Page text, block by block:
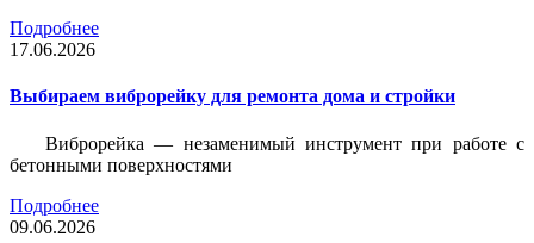
Подробнее
17.06.2026
Выбираем виброрейку для ремонта дома и стройки
Виброрейка — незаменимый инструмент при работе с
бетонными поверхностями
Подробнее
09.06.2026